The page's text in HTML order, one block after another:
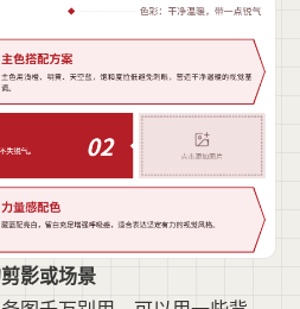
影或场景